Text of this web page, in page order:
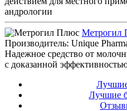
андрологии
Метрогил
Производитель: Unique
Надежное средство от
с доказанной
Лучшие